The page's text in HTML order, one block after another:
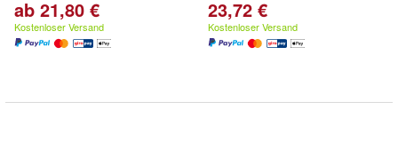
ab 21,80 €
Kostenloser Versand
23,72 €
Kostenloser Versand